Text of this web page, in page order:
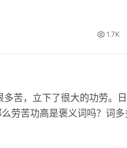
1.7K
苦，立下了很大的功劳。日
劳苦功高是褒义词吗？词多